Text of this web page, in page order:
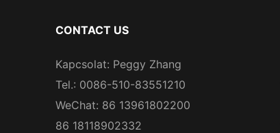
CONTACT US
Kapcsolat: Peggy Zhang
Tel.: 0086-510-83551210
WeChat: 86 13961802200
86 18118902332